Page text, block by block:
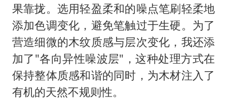
果靠拢。选用轻盈柔和的噪点笔刷轻柔地
添加色调变化，避免笔触过于生硬。为了
营造细微的木纹质感与层次变化，我还添
加了"各向异性噪波层"，这种处理方式在
保持整体质感和谐的同时，为木材注入了
有机的天然不规则性。